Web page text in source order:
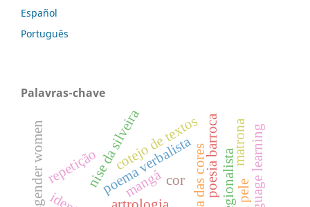
Español
Português
Palavras-chave
poema verbalista
cor
nise da silveiracotejo de textos
repetição poesia barroca matrona
transgender women mangá